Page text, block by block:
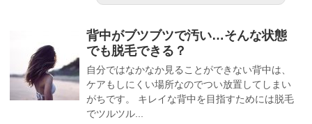
背中がブツブツで汚い…そんな状態
でも脱毛できる？
自分ではなかなか見ることができない背中は、
ケアもしにくい場所なのでつい放置してしまい
がちです。 キレイな背中を目指すためには脱毛
でツルツル...